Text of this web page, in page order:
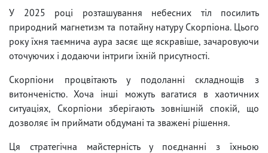
У 2025 році розташування небесних тіл посилить
природний магнетизм та потайну натуру Скорпіона. Цього
року їхня таємнича аура засяє ще яскравіше, зачаровуючи
оточуючих і додаючи інтриги їхній присутності.
Скорпіони процвітають у подоланні складнощів з
витонченістю. Хоча інші можуть вагатися в хаотичних
ситуаціях, Скорпіони зберігають зовнішній спокій, що
дозволяє їм приймати обдумані та зважені рішення.
Ця стратегічна майстерність у поєднанні з їхньою